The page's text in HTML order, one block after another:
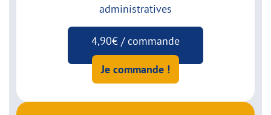
administratives
4,90€ / commande
Je commande !